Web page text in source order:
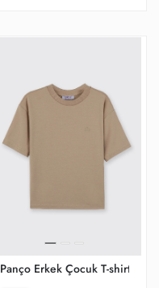
Panço Erkek Çocuk T-shirt